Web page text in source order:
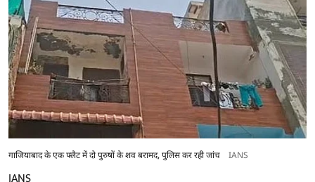
गाजियाबाद के एक फ्लैट में दो पुरुषों के शव बरामद, पुलिस कर रही जांच IANS